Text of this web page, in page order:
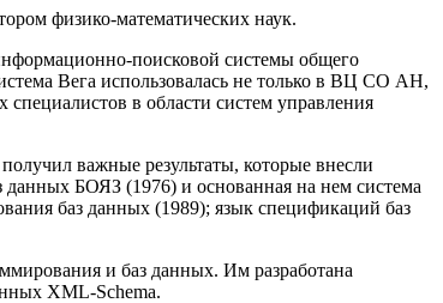
физико-математических наук.
поисковой системы общего
Вега использовалась не только в ВЦ СО АН,
в области систем управления
важные результаты, которые внесли
данных БОЯЗ (1976) и основанная на нем система
баз данных (1989); язык спецификаций баз
и баз данных. Им разработана
XML-Schema.